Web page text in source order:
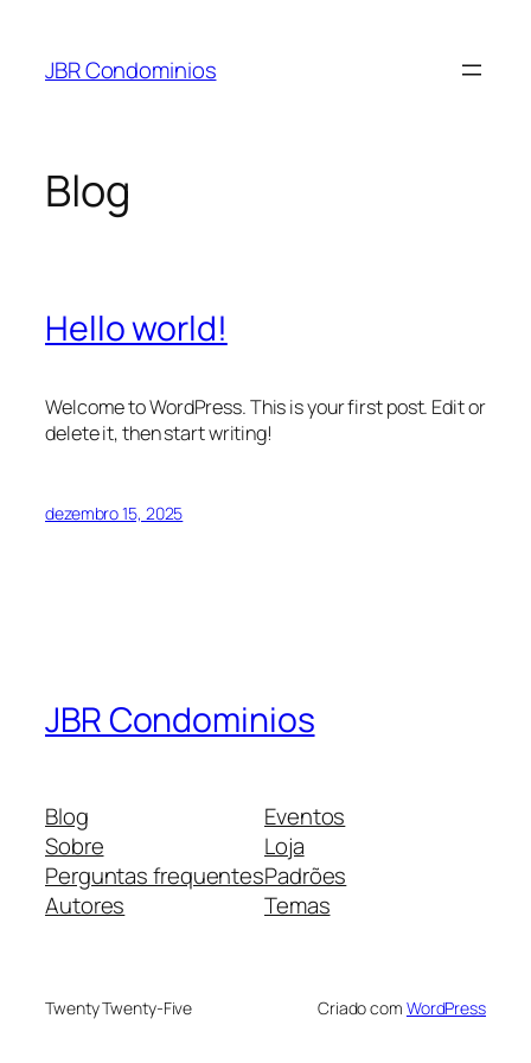
JBR Condominios
Blog
Hello world!
Welcome to WordPress. This is your first post. Edit or
delete it, then start writing!
dezembro 15, 2025
JBR Condominios
Blog
Sobre
Perguntas frequentes
Autores
Eventos
Loja
Padrões
Temas
Twenty Twenty-Five Criado com WordPress